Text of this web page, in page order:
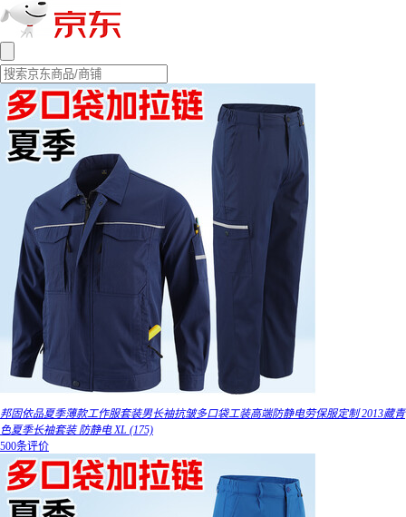
邦固依品夏季薄款工作服套装男长袖抗皱多口袋工装高端防静电劳保服定制 2013藏青
色夏季长袖套装 防静电 XL (175)
500条评价